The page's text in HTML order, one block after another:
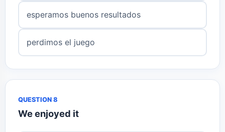
esperamos buenos resultados
perdimos el juego
QUESTION 8
We enjoyed it